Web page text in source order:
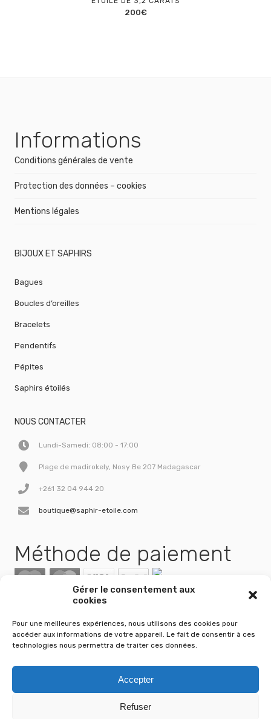
Gérer le consentement aux
cookies
Pour une meilleures expériences, nous utilisons des cookies pour
accéder aux informations de votre appareil. Le fait de consentir à ces
technologies nous permettra de traiter ces données.
Accepter
Refuser
200€
Informations
Conditions générales de vente
Protection des données – cookies
Mentions légales
BIJOUX ET SAPHIRS
Bagues
Boucles d’oreilles
Bracelets
Pendentifs
Pépites
Saphirs étoilés
NOUS CONTACTER
Lundi-Samedi: 08:00 - 17:00
Plage de madirokely, Nosy Be 207 Madagascar
+261 32 04 944 20
boutique@saphir-etoile.com
Méthode de paiement